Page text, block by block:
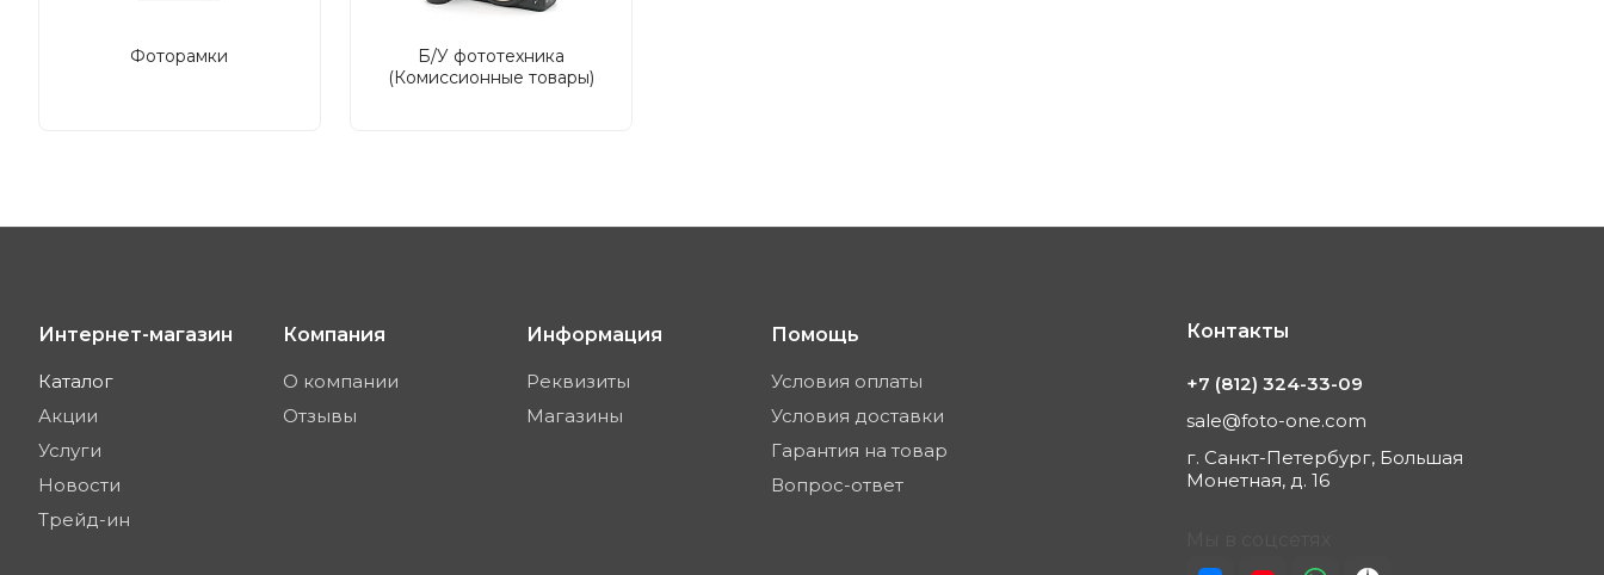
Фоторамки
Б/У фототехника
(Комиссионные товары)
Интернет-магазин
Каталог
Акции
Услуги
Новости
Трейд-ин
Компания
О компании
Отзывы
Информация
Реквизиты
Магазины
Помощь
Условия оплаты
Условия доставки
Гарантия на товар
Вопрос-ответ
Контакты
+7 (812) 324-33-09
sale@foto-one.com
г. Санкт-Петербург, Большая
Монетная, д. 16